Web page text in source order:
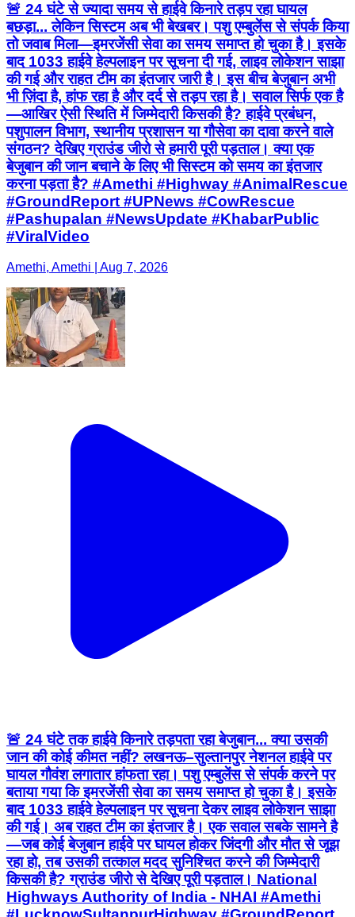
🚨 24 घंटे से ज्यादा समय से हाईवे किनारे तड़प रहा घायल
बछड़ा... लेकिन सिस्टम अब भी बेखबर। पशु एम्बुलेंस से संपर्क किया
तो जवाब मिला—इमरजेंसी सेवा का समय समाप्त हो चुका है। इसके
बाद 1033 हाईवे हेल्पलाइन पर सूचना दी गई, लाइव लोकेशन साझा
की गई और राहत टीम का इंतजार जारी है। इस बीच बेजुबान अभी
भी ज़िंदा है, हांफ रहा है और दर्द से तड़प रहा है। सवाल सिर्फ एक है
—आखिर ऐसी स्थिति में जिम्मेदारी किसकी है? हाईवे प्रबंधन,
पशुपालन विभाग, स्थानीय प्रशासन या गौसेवा का दावा करने वाले
संगठन? देखिए ग्राउंड जीरो से हमारी पूरी पड़ताल। क्या एक
बेजुबान की जान बचाने के लिए भी सिस्टम को समय का इंतजार
करना पड़ता है? #Amethi #Highway #AnimalRescue
#GroundReport #UPNews #CowRescue
#Pashupalan #NewsUpdate #KhabarPublic
#ViralVideo
Amethi, Amethi | Aug 7, 2026
🚨 24 घंटे तक हाईवे किनारे तड़पता रहा बेजुबान... क्या उसकी
जान की कोई कीमत नहीं? लखनऊ–सुल्तानपुर नेशनल हाईवे पर
घायल गौवंश लगातार हांफता रहा। पशु एम्बुलेंस से संपर्क करने पर
बताया गया कि इमरजेंसी सेवा का समय समाप्त हो चुका है। इसके
बाद 1033 हाईवे हेल्पलाइन पर सूचना देकर लाइव लोकेशन साझा
की गई। अब राहत टीम का इंतजार है। एक सवाल सबके सामने है
—जब कोई बेजुबान हाईवे पर घायल होकर जिंदगी और मौत से जूझ
रहा हो, तब उसकी तत्काल मदद सुनिश्चित करने की जिम्मेदारी
किसकी है? ग्राउंड जीरो से देखिए पूरी पड़ताल। National
Highways Authority of India - NHAI #Amethi